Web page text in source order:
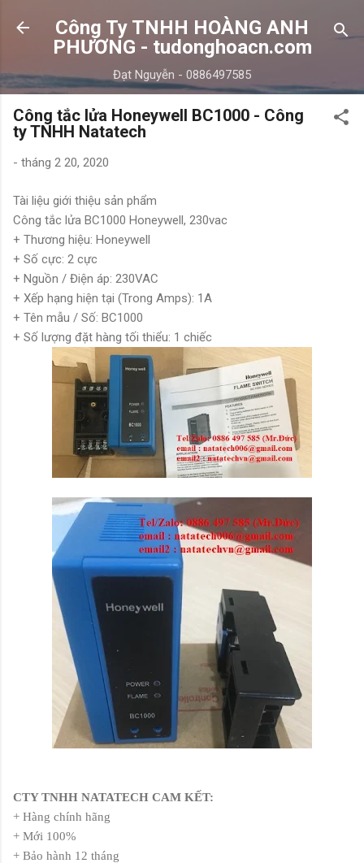
Chuyển đến nội dung chính
Công Ty TNHH HOÀNG ANH
PHƯƠNG - tudonghoacn.com
Đạt Nguyễn - 0886497585
Công tắc lửa Honeywell BC1000 - Công
ty TNHH Natatech
- tháng 2 20, 2020
Tài liệu giới thiệu sản phẩm
Công tắc lửa BC1000 Honeywell, 230vac
+ Thương hiệu: Honeywell
+ Số cực: 2 cực
+ Nguồn / Điện áp: 230VAC
+ Xếp hạng hiện tại (Trong Amps): 1A
+ Tên mẫu / Số: BC1000
+ Số lượng đặt hàng tối thiểu: 1 chiếc
CTY TNHH NATATECH CAM KẾT:
+ Hàng chính hãng
+ Mới 100%
+ Bảo hành 12 tháng